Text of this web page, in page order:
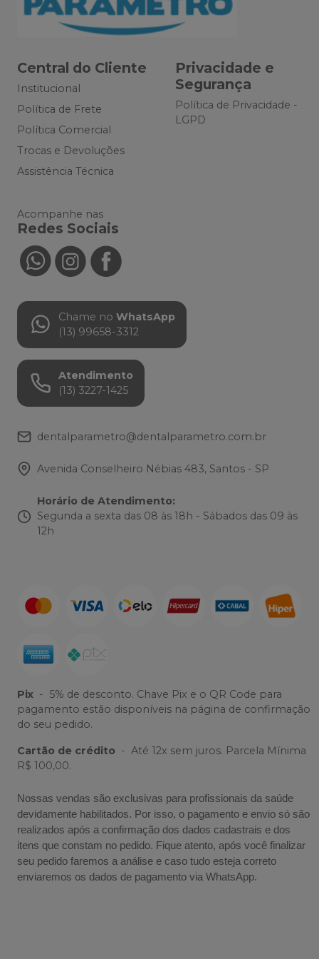
Central do Cliente
Institucional
Política de Frete
Política Comercial
Trocas e Devoluções
Assistência Técnica
Privacidade e
Segurança
Política de Privacidade -
LGPD
Acompanhe nas
Redes Sociais
Chame no WhatsApp
(13) 99658-3312
Atendimento
(13) 3227-1425
dentalparametro@dentalparametro.com.br
Avenida Conselheiro Nébias 483, Santos - SP
Horário de Atendimento:
Segunda a sexta das 08 às 18h - Sábados das 09 às
12h
Pix - 5% de desconto. Chave Pix e o QR Code para
pagamento estão disponíveis na página de confirmação
do seu pedido.
Cartão de crédito - Até 12x sem juros. Parcela Mínima
R$ 100,00.
Nossas vendas são exclusivas para profissionais da saúde
devidamente habilitados. Por isso, o pagamento e envio só são
realizados após a confirmação dos dados cadastrais e dos
itens que constam no pedido. Fique atento, após você finalizar
seu pedido faremos a análise e caso tudo esteja correto
enviaremos os dados de pagamento via WhatsApp.